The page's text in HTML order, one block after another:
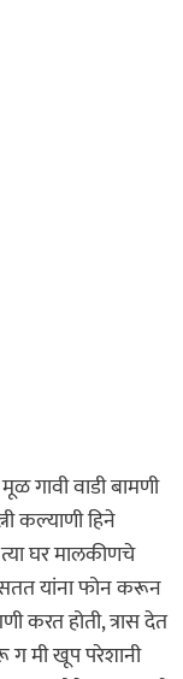
मूळ गावी वाडी बामणी
कल्याणी हिने
घर मालकीणचे
यांना फोन करून
करत होती, त्रास देत
ग मी खूप परेशानी